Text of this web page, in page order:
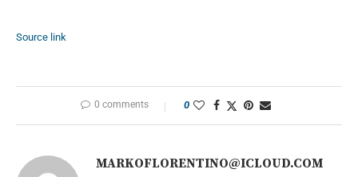
Source link
0 comments 0
MARKOFLORENTINO@ICLOUD.COM